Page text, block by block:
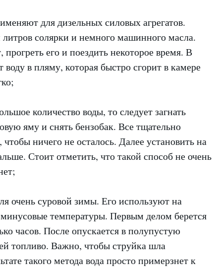
для дизельных силовых агрегатов.
солярки и немного машинного масла.
прогреть его и поездить некоторое время. В
воду в пляму, которая быстро сгорит в камере
количество воды, то следует загнать
яму и снять бензобак. Все тщательно
ничего не осталось. Далее установить на
Стоит отметить, что такой способ не очень
очень суровой зимы. Его используют на
температуры. Первым делом берется
часов. После опускается в полупустую
топливо. Важно, чтобы струйка шла
такого метода вода просто примерзнет к